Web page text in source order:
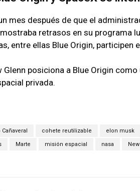
mes después de que el
retrasos en su programa
entre ellas Blue Origin,
posiciona a Blue Origin
privada.
Cañaveral cohete reutilizable elon musk
Marte misión espacial nasa